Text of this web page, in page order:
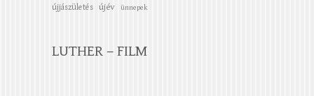
újjászületés újév ünnepek
LUTHER – FILM